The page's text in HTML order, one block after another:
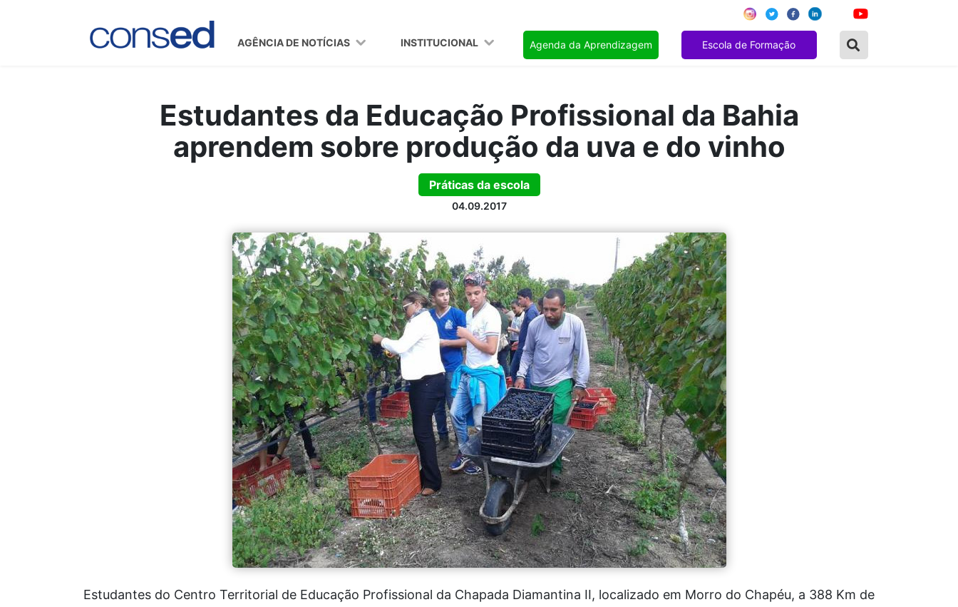
AGÊNCIA DE NOTÍCIAS INSTITUCIONAL Agenda da Aprendizagem Escola de Formação
Estudantes da Educação Profissional da Bahia
aprendem sobre produção da uva e do vinho
Práticas da escola
04.09.2017
Estudantes do Centro Territorial de Educação Profissional da Chapada Diamantina II, localizado em Morro do Chapéu, a 388 Km de